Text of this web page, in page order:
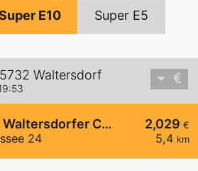
E10 Super E5
Waltersdorf
2,029 €
5,4 km
HEM Schönefeld, Waltersdorfer Chaussee
24